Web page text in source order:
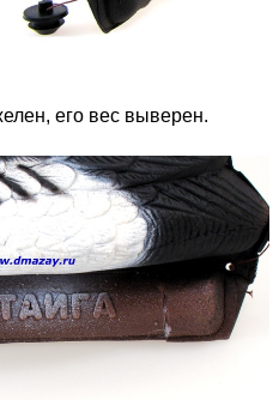
его вес выверен.